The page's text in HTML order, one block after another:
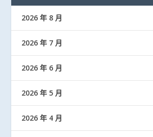
2026 年 8 月
2026 年 7 月
2026 年 6 月
2026 年 5 月
2026 年 4 月